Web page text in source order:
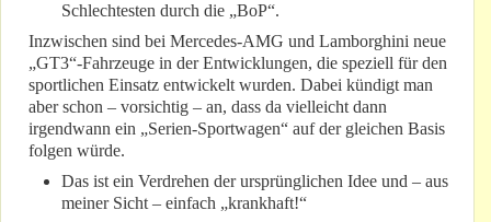
Schlechtesten durch die „BoP“.
Inzwischen sind bei Mercedes-AMG und Lamborghini neue
„GT3“-Fahrzeuge in der Entwicklungen, die speziell für den
sportlichen Einsatz entwickelt wurden. Dabei kündigt man
aber schon – vorsichtig – an, dass da vielleicht dann
irgendwann ein „Serien-Sportwagen“ auf der gleichen Basis
folgen würde.
Das ist ein Verdrehen der ursprünglichen Idee und – aus
meiner Sicht – einfach „krankhaft!“